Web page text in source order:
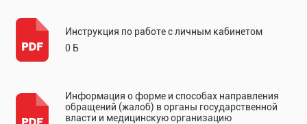
Инструкция по работе с личным кабинетом
0 Б
Информация о форме и способах направления
обращений (жалоб) в органы государственной
власти и медицинскую организацию